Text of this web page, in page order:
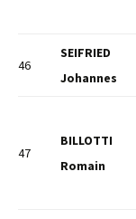
46
SEIFRIED
Johannes
47
BILLOTTI
Romain